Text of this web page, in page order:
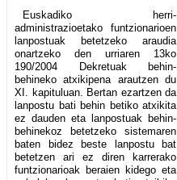
Euskadiko herri-
administrazioetako funtzionarioen
lanpostuak betetzeko araudia
onartzeko den urriaren 13ko
190/2004 Dekretuak behin-
behineko atxikipena arautzen du
XI. kapituluan. Bertan ezartzen da
lanpostu bati behin betiko atxikita
ez dauden eta lanpostuak behin-
behinekoz betetzeko sistemaren
baten bidez beste lanpostu bat
betetzen ari ez diren karrerako
funtzionarioak beraien kidego eta